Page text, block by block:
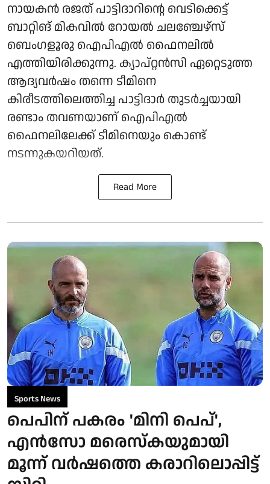
നായകൻ രജത് പാട്ടിദാറിന്റെ വെടിക്കെട്ട്
ബാറ്റിങ് മികവിൽ റോയൽ ചലഞ്ചേഴ്‌സ്
ബെംഗളൂരു ഐപിഎൽ ഫൈനലിൽ
എത്തിയിരിക്കുന്നു. ക്യാപ്റ്റൻസി ഏറ്റെടുത്ത
ആദ്യവർഷം തന്നെ ടീമിനെ
കിരീടത്തിലെത്തിച്ച പാട്ടിദാർ തുടർച്ചയായി
രണ്ടാം തവണയാണ് ഐപിഎൽ
ഫൈനലിലേക്ക് ടീമിനെയും കൊണ്ട്
നടന്നുകയറിയത്.
Read More
Sports News
പെപിന് പകരം 'മിനി പെപ്',
എൻസോ മരെസ്കയുമായി
മൂന്ന് വർഷത്തെ കരാറിലൊപ്പിട്ട്